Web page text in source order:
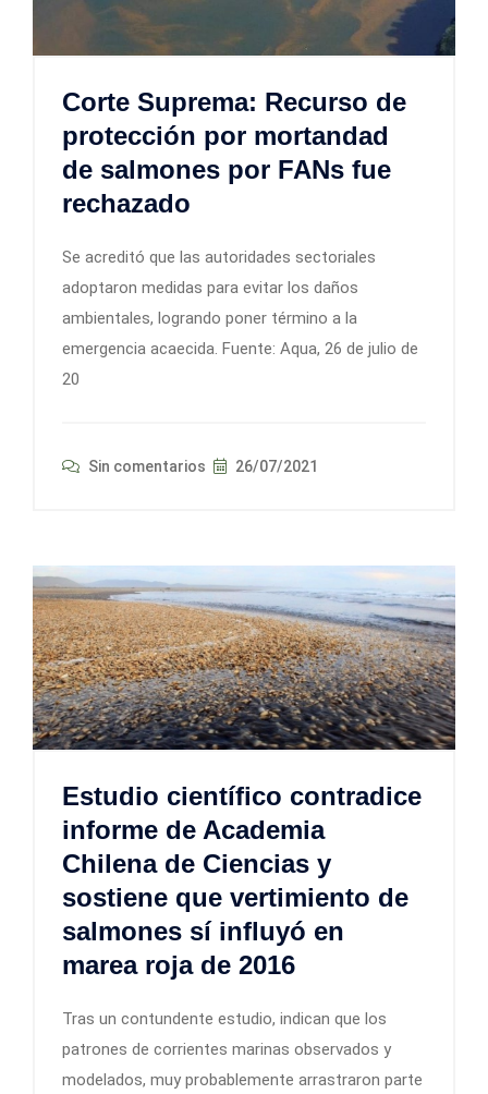
Corte Suprema: Recurso de
protección por mortandad
de salmones por FANs fue
rechazado
Se acreditó que las autoridades sectoriales
adoptaron medidas para evitar los daños
ambientales, logrando poner término a la
emergencia acaecida. Fuente: Aqua, 26 de julio de
20
Sin comentarios 26/07/2021
Estudio científico contradice
informe de Academia
Chilena de Ciencias y
sostiene que vertimiento de
salmones sí influyó en
marea roja de 2016
Tras un contundente estudio, indican que los
patrones de corrientes marinas observados y
modelados, muy probablemente arrastraron parte